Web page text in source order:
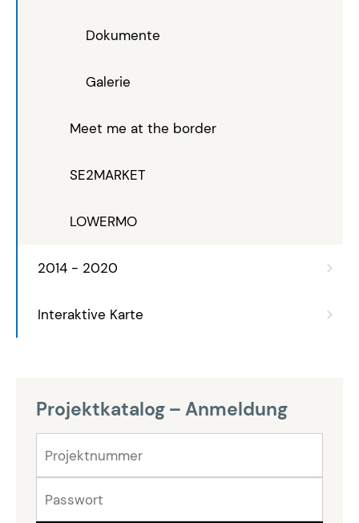
Dokumente
Galerie
Meet me at the border
SE2MARKET
LOWERMO
2014 - 2020
Interaktive Karte
Projektkatalog – Anmeldung